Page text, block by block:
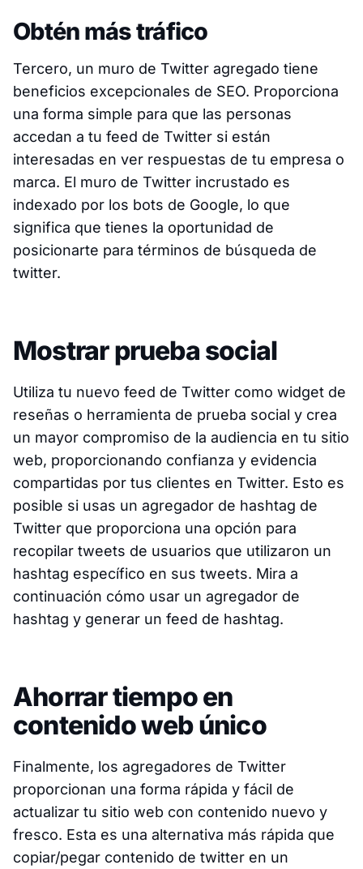
Obtén más tráfico
Tercero, un muro de Twitter agregado tiene
beneficios excepcionales de SEO. Proporciona
una forma simple para que las personas
accedan a tu feed de Twitter si están
interesadas en ver respuestas de tu empresa o
marca. El muro de Twitter incrustado es
indexado por los bots de Google, lo que
significa que tienes la oportunidad de
posicionarte para términos de búsqueda de
twitter.
Mostrar prueba social
Utiliza tu nuevo feed de Twitter como widget de
reseñas o herramienta de prueba social y crea
un mayor compromiso de la audiencia en tu sitio
web, proporcionando confianza y evidencia
compartidas por tus clientes en Twitter. Esto es
posible si usas un agregador de hashtag de
Twitter que proporciona una opción para
recopilar tweets de usuarios que utilizaron un
hashtag específico en sus tweets. Mira a
continuación cómo usar un agregador de
hashtag y generar un feed de hashtag.
Ahorrar tiempo en
contenido web único
Finalmente, los agregadores de Twitter
proporcionan una forma rápida y fácil de
actualizar tu sitio web con contenido nuevo y
fresco. Esta es una alternativa más rápida que
copiar/pegar contenido de twitter en un